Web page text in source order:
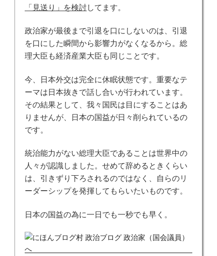
「見送り」を検討してます。
政治家が最後まで引退を口にしないのは、引退
を口にした瞬間から影響力がなくなるから。総
理大臣も経済産業大臣も同じことです。
今、日本外交は完全に休眠状態です。重要なテ
ーマは日本抜きで話し合いが行われています。
その結果として、我々国民は目にすることはあ
りませんが、日本の国益が日々削られているの
です。
統治能力がない総理大臣であることは世界中の
人々が認識しました。せめて辞めるときくらい
は、引きずり下ろされるのではなく、自らのリ
ーダーシップを発揮してもらいたいものです。
日本の国益の為に一日でも一秒でも早く。